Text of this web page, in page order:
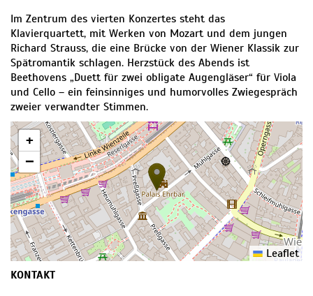
Im Zentrum des vierten Konzertes steht das
Klavierquartett, mit Werken von Mozart und dem jungen
Richard Strauss, die eine Brücke von der Wiener Klassik zur
Spätromantik schlagen. Herzstück des Abends ist
Beethovens „Duett für zwei obligate Augengläser“ für Viola
und Cello – ein feinsinniges und humorvolles Zwiegespräch
zweier verwandter Stimmen.
+
−
Leaflet
KONTAKT